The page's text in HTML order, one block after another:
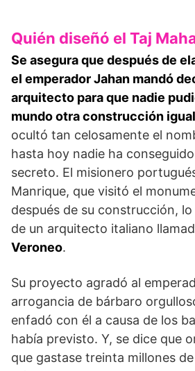
Quién diseñó el Taj
Se asegura que después de
el emperador Jahan mandó
arquitecto para que nadie
mundo otra construcción igual
ocultó tan celosamente el
hasta hoy nadie ha
secreto. El misionero
Manrique, que visitó el
después de su construcción,
de un arquitecto italiano
Veroneo.
Su proyecto agradó al
arrogancia de bárbaro
enfadó con él a causa de los
había previsto. Y, se dice que
que gastase treinta millones